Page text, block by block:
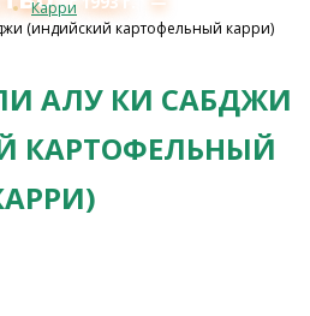
Карри
(индийский картофельный карри)
АЛУ КИ САБДЖИ
КАРТОФЕЛЬНЫЙ